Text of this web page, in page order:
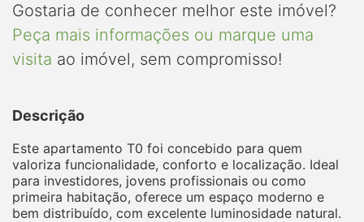
Gostaria de conhecer melhor este imóvel?
Peça mais informações ou marque uma
visita ao imóvel, sem compromisso!
Descrição
Este apartamento T0 foi concebido para quem
valoriza funcionalidade, conforto e localização. Ideal
para investidores, jovens profissionais ou como
primeira habitação, oferece um espaço moderno e
bem distribuído, com excelente luminosidade natural.